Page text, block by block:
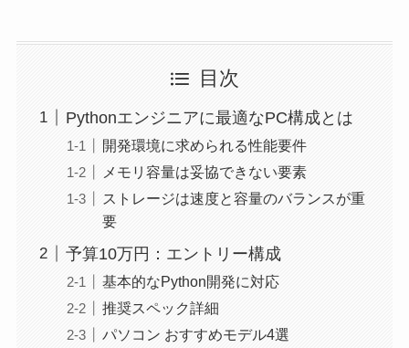
目次
Pythonエンジニアに最適なPC構成とは
開発環境に求められる性能要件
メモリ容量は妥協できない要素
ストレージは速度と容量のバランスが重
要
予算10万円：エントリー構成
基本的なPython開発に対応
推奨スペック詳細
パソコン おすすめモデル4選